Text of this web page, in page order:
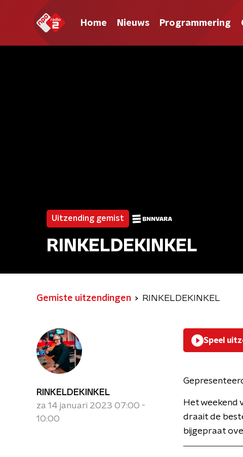
Home Nieuws Programmering
Uitzending gemist
RINKELDEKINKEL
Gemiste uitzendingen RINKELDEKINKEL
RINKELDEKINKEL
za 14 januari 2023 07:00 -
10:00
Speel
Het weekend
draait de
bijgepraat